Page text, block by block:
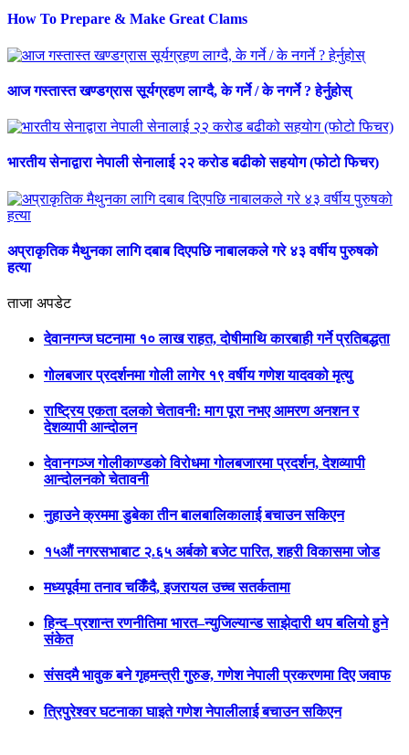
How To Prepare & Make Great Clams
आज गस्तास्त खण्डग्रास सूर्यग्रहण लाग्दै, के गर्ने / के नगर्ने ? हेर्नुहोस्
भारतीय सेनाद्वारा नेपाली सेनालाई २२ करोड बढीको सहयोग (फोटो फिचर)
अप्राकृतिक मैथुनका लागि दबाब दिएपछि नाबालकले गरे ४३ वर्षीय पुरुषको
हत्या
ताजा अपडेट
देवानगन्ज घटनामा १० लाख राहत, दोषीमाथि कारबाही गर्ने प्रतिबद्धता
गोलबजार प्रदर्शनमा गोली लागेर १९ वर्षीय गणेश यादवको मृत्यु
राष्ट्रिय एकता दलको चेतावनी: माग पूरा नभए आमरण अनशन र
देशव्यापी आन्दोलन
देवानगञ्ज गोलीकाण्डको विरोधमा गोलबजारमा प्रदर्शन, देशव्यापी
आन्दोलनको चेतावनी
नुहाउने क्रममा डुबेका तीन बालबालिकालाई बचाउन सकिएन
१५औं नगरसभाबाट २.६५ अर्बको बजेट पारित, शहरी विकासमा जोड
मध्यपूर्वमा तनाव चर्किँदै, इजरायल उच्च सतर्कतामा
हिन्द–प्रशान्त रणनीतिमा भारत–न्युजिल्यान्ड साझेदारी थप बलियो हुने
संकेत
संसदमै भावुक बने गृहमन्त्री गुरुङ, गणेश नेपाली प्रकरणमा दिए जवाफ
त्रिपुरेश्वर घटनाका घाइते गणेश नेपालीलाई बचाउन सकिएन